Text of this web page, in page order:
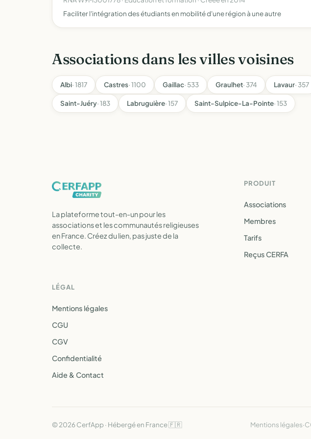
Faciliter l'intégration des étudiants en mobilité d'une région à une autre
Associations dans les villes voisines
Albi· 1817 Castres· 1100 Gaillac· 533 Graulhet· 374 Lavaur· 357
Saint-Juéry· 183 Labruguière· 157 Saint-Sulpice-La-Pointe· 153
La plateforme tout-en-un pour les
associations et les communautés religieuses
en France. Créez du lien, pas juste de la
collecte.
PRODUIT
Associations
Membres
Tarifs
Reçus CERFA
LÉGAL
Mentions légales
CGU
CGV
Confidentialité
Aide & Contact
© 2026 CerfApp · Hébergé en France 🇫🇷 Mentions légales·